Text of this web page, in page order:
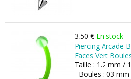
3,50 € En stock
Piercing Arcade
Faces Vert Boules
Taille : 1.2 mm /
- Boules : 03 mm